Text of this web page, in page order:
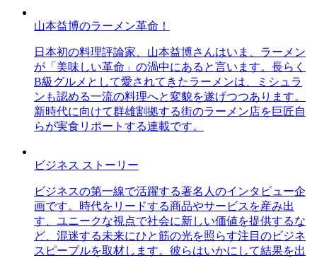
山本益博のラーメン革命！
日本初の料理評論家、山本益博さんはいま、ラーメン
が「美味しい革命」の渦中にあると言います。長らく
B級グルメとして愛されてきたラーメンは、ミシュラ
ンも認める一流の料理へと変貌を遂げつつあります。
新時代に向けて群雄割拠する街のラーメン店を巨匠自
らが実食リポートする連載です。
ビジネス ストーリー
ビジネスの第一線で活躍する著名人のインタビュー企
画です。時代をリードする商品やサービスを産み出
す、ユニークな視点で社会に新しい価値を提供するな
ど、混迷する未来にひと筋の光を照らす注目のビジネ
スピープルを取材します。彼らはいかにして結果を出